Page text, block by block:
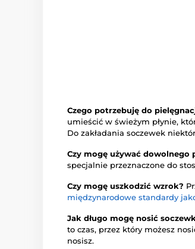
Czego potrzebuję do
umieścić w świeżym płynie,
Do zakładania soczewek
Czy mogę używać dowolnego
specjalnie przeznaczone do
Czy mogę uszkodzić wzrok?
międzynarodowe standardy
Jak długo mogę nosić
to czas, przez który możesz
nosisz.